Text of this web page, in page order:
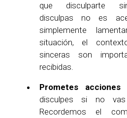
que disculparte
disculpas no es
simplemente
situación, el
sinceras son
recibidas.
Prometes acciones
disculpes si no
Recordemos el